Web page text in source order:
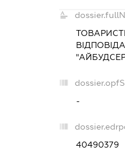
-
40490379